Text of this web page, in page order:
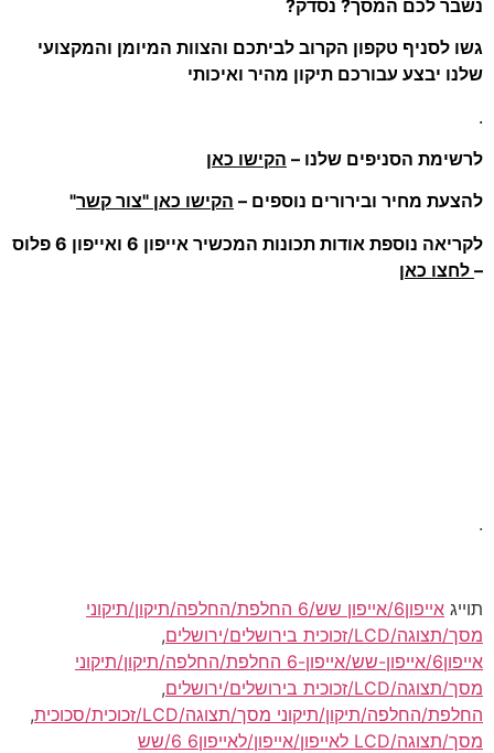
נשבר לכם המסך? נסדק?
גשו לסניף טקפון הקרוב לביתכם והצוות המיומן והמקצועי
שלנו יבצע עבורכם תיקון מהיר ואיכותי
.
לרשימת הסניפים שלנו – הקישו כאן
להצעת מחיר ובירורים נוספים – הקישו כאן "צור קשר"
לקריאה נוספת אודות תכונות המכשיר אייפון 6 ואייפון 6 פלוס
– לחצו כאן
.
תוייג
אייפון6/אייפון שש/6 החלפת/החלפה/תיקון/תיקוני
מסך/תצוגה/LCD/זכוכית בירושלים/ירושלים
,
אייפון6/אייפון-שש/אייפון-6 החלפת/החלפה/תיקון/תיקוני
מסך/תצוגה/LCD/זכוכית בירושלים/ירושלים
,
החלפת/החלפה/תיקון/תיקוני מסך/תצוגה/LCD/זכוכית/סכוכית
,
מסך/תצוגה/LCD לאייפון/אייפון/לאייפון6 6/שש